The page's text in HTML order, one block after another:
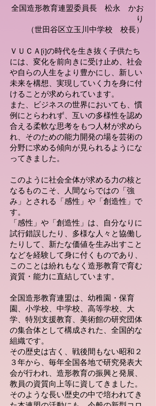
全国造形教育連盟委員長 松永 かお
り
（世田谷区立玉川中学校 校長）
ＶＵＣＡ[i]の時代を生き抜く子供たち
には、変化を前向きに受け止め、社会
や自らの人生をより豊かにし、新しい
未来を構想、実現していく力を身に付
けることが求められています。
また、ビジネスの世界においても、慣
例にとらわれず、互いの多様性を認め
合える柔軟な思考をもつ人材が求めら
れ、そのための能力開発の場を芸術の
分野に求める傾向が見られるようにな
ってきました。
このように社会全体が求める力の核と
なるものこそ、人間ならではの「強
み」とされる「感性」や「創造性」で
す。
「感性」や「創造性」は、自分なりに
試行錯誤したり、多様な人々と協働し
たりして、新たな価値を生み出すこと
などを経験して身に付くものであり、
このことは紛れもなく造形教育で育む
資質・能力に直結しています。
全国造形教育連盟は、幼稚園・保育
園、小学校、中学校、高等学校、大
学、特別支援教育、美術館の研究団体
の集合体として構成された、全国的な
組織です。
その歴史は古く、戦後間もない昭和２
３年から、毎年全国各地で研究発表大
会が行われ、造形教育の振興と発展、
教員の資質向上等に資してきました。
そのような長い歴史の中で培われてき